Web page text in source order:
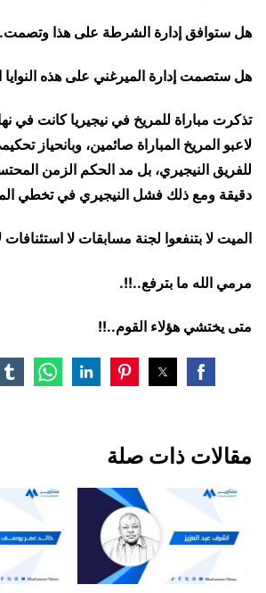
هل ستوافق إدارة الشرطة على هذا
هل ستصمت إدارة الميرغني على هذه النوايا
تذكرت مباراة للمريخ في نيجيريا كانت في
لاعبو المريخ المباراة صائمين، وبانحياز
دقيقة ومع ذلك فشل النيجيري في تخطي
الميت لا بتنفعوا لجنة مسابقات لا
مرمي الله ما بترفع..!!.
متى يختشي هؤلاء القوم..!!
مقالات ذات صلة